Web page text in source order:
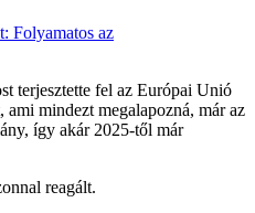
Folyamatos az
terjesztette fel az Európai Unió
mindezt megalapozná, már az
így akár 2025-től már
reagált.